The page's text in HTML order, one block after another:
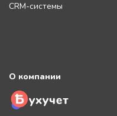
CRM-системы
О компании